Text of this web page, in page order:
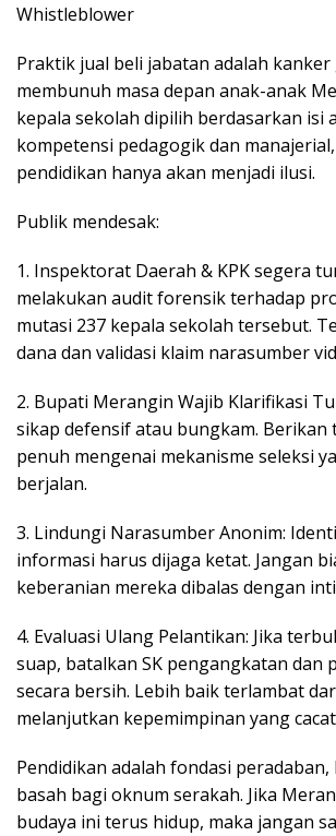
Whistleblower
Praktik jual beli jabatan adalah kanker
membunuh masa depan anak-anak
kepala sekolah dipilih berdasarkan isi
kompetensi pedagogik dan
pendidikan hanya akan menjadi ilusi.
Publik mendesak:
1. Inspektorat Daerah & KPK segera
melakukan audit forensik terhadap
mutasi 237 kepala sekolah tersebut.
dana dan validasi klaim narasumber
2. Bupati Merangin Wajib Klarifikasi
sikap defensif atau bungkam. Berikan
penuh mengenai mekanisme seleksi
berjalan.
3. Lindungi Narasumber Anonim:
informasi harus dijaga ketat. Jangan
keberanian mereka dibalas dengan
4. Evaluasi Ulang Pelantikan: Jika
suap, batalkan SK pengangkatan dan
secara bersih. Lebih baik terlambat
melanjutkan kepemimpinan yang
Pendidikan adalah fondasi
basah bagi oknum serakah. Jika
budaya ini terus hidup, maka jangan